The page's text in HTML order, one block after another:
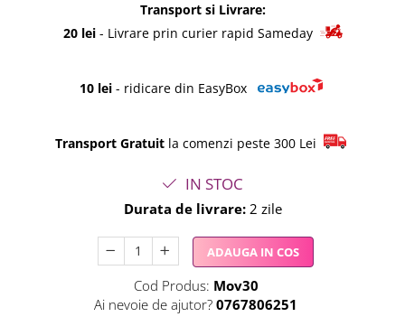
Transport si Livrare:
20 lei- Livrare prin curier rapid Sameday
10 lei- ridicare din EasyBox
Transport Gratuit la comenzi peste 300 Lei
IN STOC
Durata de livrare:2 zile
ADAUGA IN COS
Cod Produs: Mov30
Ai nevoie de ajutor? 0767806251